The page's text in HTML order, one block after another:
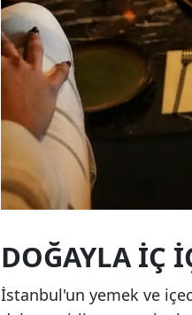
DOĞAYLA İÇ
İstanbul'un yemek ve